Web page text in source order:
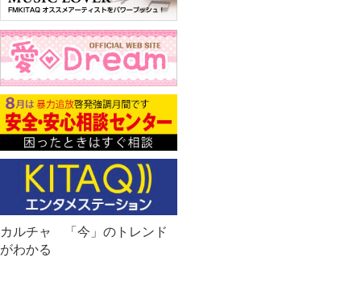
カルチャ 「今」のトレンド
がわかる